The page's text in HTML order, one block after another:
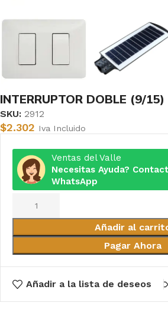
INTERRUPTOR DOBLE (9/
SKU: 2912
$2.302 Iva Incluido
Ventas del Valle
Necesitas Ayuda?
WhatsApp
Añadir al
Pagar Ahora
Añadir a la lista de deseos